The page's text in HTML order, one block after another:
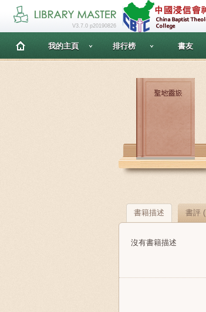
V3.7.0 p20190826
我的主頁 排行榜 書友
書籍描述 書評 (
沒有書籍描述